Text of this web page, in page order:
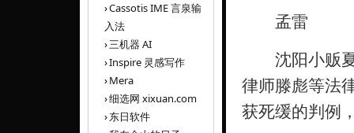
Cassotis IME 言泉输
入法
三机器 AI
Inspire 灵感写作
Mera
细选网 xixuan.com
东日软件
孟雷
沈阳小贩夏
律师滕彪等法
获死缓的判例